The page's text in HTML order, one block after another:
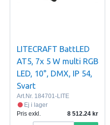
LITECRAFT BattLED
AT5, 7x 5 W multi RGB
LED, 10°, DMX, IP 54,
Svart
Art.Nr. 184701-LITE
Ej i lager
Pris exkl.
8 512.24